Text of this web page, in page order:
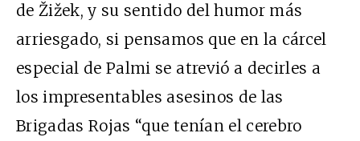
de Žižek, y su sentido del humor más
arriesgado, si pensamos que en la cárcel
especial de Palmi se atrevió a decirles a
los impresentables asesinos de las
Brigadas Rojas “que tenían el cerebro